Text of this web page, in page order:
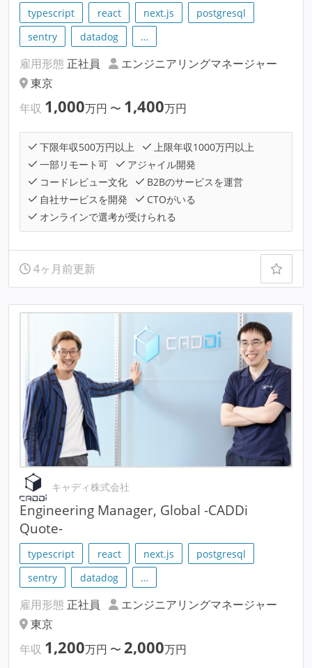
typescript react next.js
postgresql
sentry
datadog …
雇用形態 正社員
エンジニアリングマネージャー
東京
年収 1,000万円 〜 1,400万円
下限年収500万円以上
上限年収1000万円以上
一部リモート可
アジャイル開発
コードレビュー文化
B2Bのサービスを運営
自社サービスを開発
CTOがいる
オンラインで選考が受けられる
4ヶ月前更新
キャディ株式会社
Engineering Manager, Global -CADDi
Quote-
typescript react next.js
postgresql
sentry
datadog …
雇用形態 正社員
エンジニアリングマネージャー
東京
年収 1,200万円 〜 2,000万円